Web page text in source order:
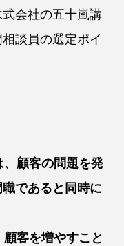
会社の五十嵐講
談員の選定ポイ
顧客の問題を発
であると同時に
客を増やすこと